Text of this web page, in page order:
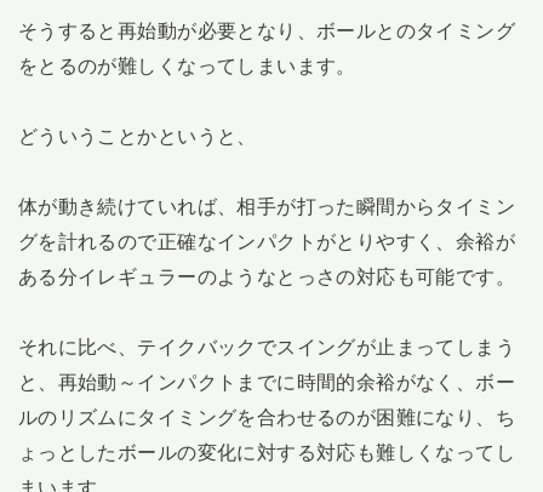
そうすると再始動が必要となり、ボールとのタイミング
をとるのが難しくなってしまいます。
どういうことかというと、
体が動き続けていれば、相手が打った瞬間からタイミン
グを計れるので正確なインパクトがとりやすく、余裕が
ある分イレギュラーのようなとっさの対応も可能です。
それに比べ、テイクバックでスイングが止まってしまう
と、再始動～インパクトまでに時間的余裕がなく、ボー
ルのリズムにタイミングを合わせるのが困難になり、ち
ょっとしたボールの変化に対する対応も難しくなってし
まいます。